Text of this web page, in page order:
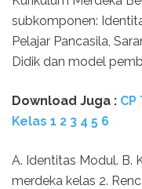
subkomponen:
Pelajar Pancasila,
Didik dan model
Download Juga : CP
Kelas 1 2 3 4 5 6
A. Identitas Modul. B.
merdeka kelas 2.